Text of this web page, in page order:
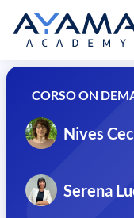
Corsi
Docenti
Focus
CORSO ON
Nives
Serena